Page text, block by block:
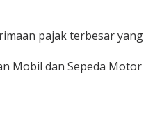
pajak terbesar yang
Mobil dan Sepeda Motor